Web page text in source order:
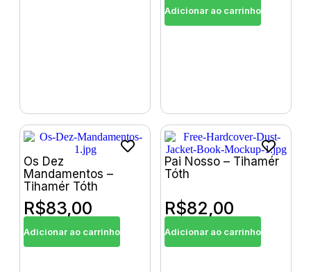
Adicionar ao carrinho
Os Dez
Mandamentos –
Tihamér Tóth
R$83,00
Adicionar ao carrinho
Pai Nosso – Tihamér
Tóth
R$82,00
Adicionar ao carrinho